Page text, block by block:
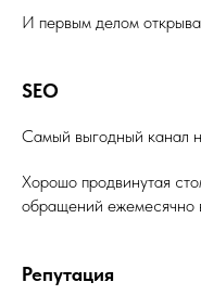
И первым делом
SEO
Самый выгодный канал
Хорошо продвинутая
обращений ежемесячно
Репутация